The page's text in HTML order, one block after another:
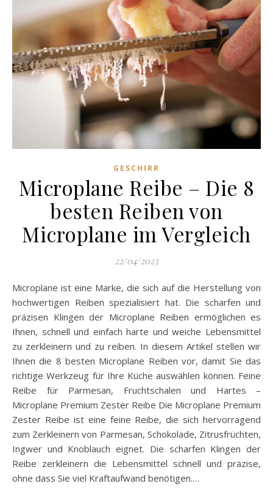
GESCHIRR
Microplane Reibe – Die 8
besten Reiben von
Microplane im Vergleich
22/04/2023
Microplane ist eine Marke, die sich auf die Herstellung von
hochwertigen Reiben spezialisiert hat. Die scharfen und
präzisen Klingen der Microplane Reiben ermöglichen es
Ihnen, schnell und einfach harte und weiche Lebensmittel
zu zerkleinern und zu reiben. In diesem Artikel stellen wir
Ihnen die 8 besten Microplane Reiben vor, damit Sie das
richtige Werkzeug für Ihre Küche auswählen können. Feine
Reibe für Parmesan, Fruchtschalen und Hartes –
Microplane Premium Zester Reibe Die Microplane Premium
Zester Reibe ist eine feine Reibe, die sich hervorragend
zum Zerkleinern von Parmesan, Schokolade, Zitrusfrüchten,
Ingwer und Knoblauch eignet. Die scharfen Klingen der
Reibe zerkleinern die Lebensmittel schnell und präzise,
ohne dass Sie viel Kraftaufwand benötigen.…